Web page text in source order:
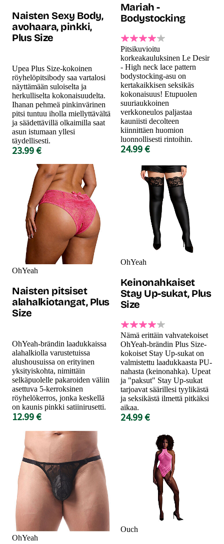
Naisten Sexy Body,
avohaara, pinkki,
Plus Size
Upea Plus Size-kokoinen
röyhelöpitsibody saa vartalosi
näyttämään suloiselta ja
herkulliselta kokonaisuudelta.
Ihanan pehmeä pinkinvärinen
pitsi tuntuu iholla miellyttävältä
ja säädettävillä olkaimilla saat
asun istumaan yllesi
täydellisesti.
23.99 €
Mariah -
Bodystocking
Pitsikuvioitu
korkeakauluksinen Le Desir
- High neck lace pattern
bodystocking-asu on
kertakaikkisen seksikäs
kokonaisuus! Etupuolen
suuriaukkoinen
verkkoneulos paljastaa
kauniisti decolteen
kiinnittäen huomion
luonnollisesti rintoihin.
24.99 €
OhYeah
Naisten pitsiset
alahalkiotangat, Plus
Size
OhYeah-brändin laadukkaissa
alahalkiolla varustetuissa
alushousuissa on erityinen
yksityiskohta, nimittäin
selkäpuolelle pakaroiden väliin
asettuva 5-kerroksinen
röyhelökerros, jonka keskellä
on kaunis pinkki satiinirusetti.
12.99 €
OhYeah
Keinonahkaiset
Stay Up-sukat, Plus
Size
Nämä erittäin vahvatekoiset
OhYeah-brändin Plus Size-
kokoiset Stay Up-sukat on
valmistettu laadukkaasta PU-
nahasta (keinonahka). Upeat
ja "paksut" Stay Up-sukat
tarjoavat säärillesi tyylikästä
ja seksikästä ilmettä pitkäksi
aikaa.
24.99 €
OhYeah
Ouch